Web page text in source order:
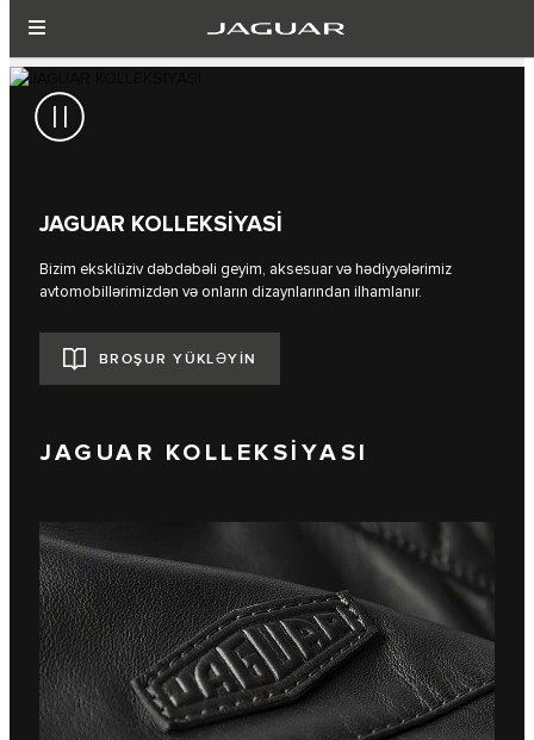
JAGUAR KOLLEKSİYASİ
Bizim eksklüziv dəbdəbəli geyim, aksesuar və hədiyyələrimiz
avtomobillərimizdən və onların dizaynlarından ilhamlanır.
BROŞUR YÜKLƏYIN
JAGUAR KOLLEKSIYASI